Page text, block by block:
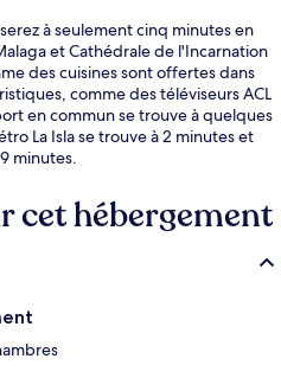
à seulement cinq minutes en
et Cathédrale de l'Incarnation
des cuisines sont offertes dans
comme des téléviseurs ACL
en commun se trouve à quelques
La Isla se trouve à 2 minutes et
minutes.
cet hébergement